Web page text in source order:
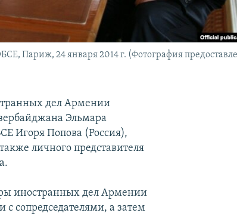
Париж, 24 января 2014 г. (Фотография
дел Армении
Эльмара
Игоря Попова (Россия),
личного представителя
иностранных дел Армении
сопредседателями, а затем